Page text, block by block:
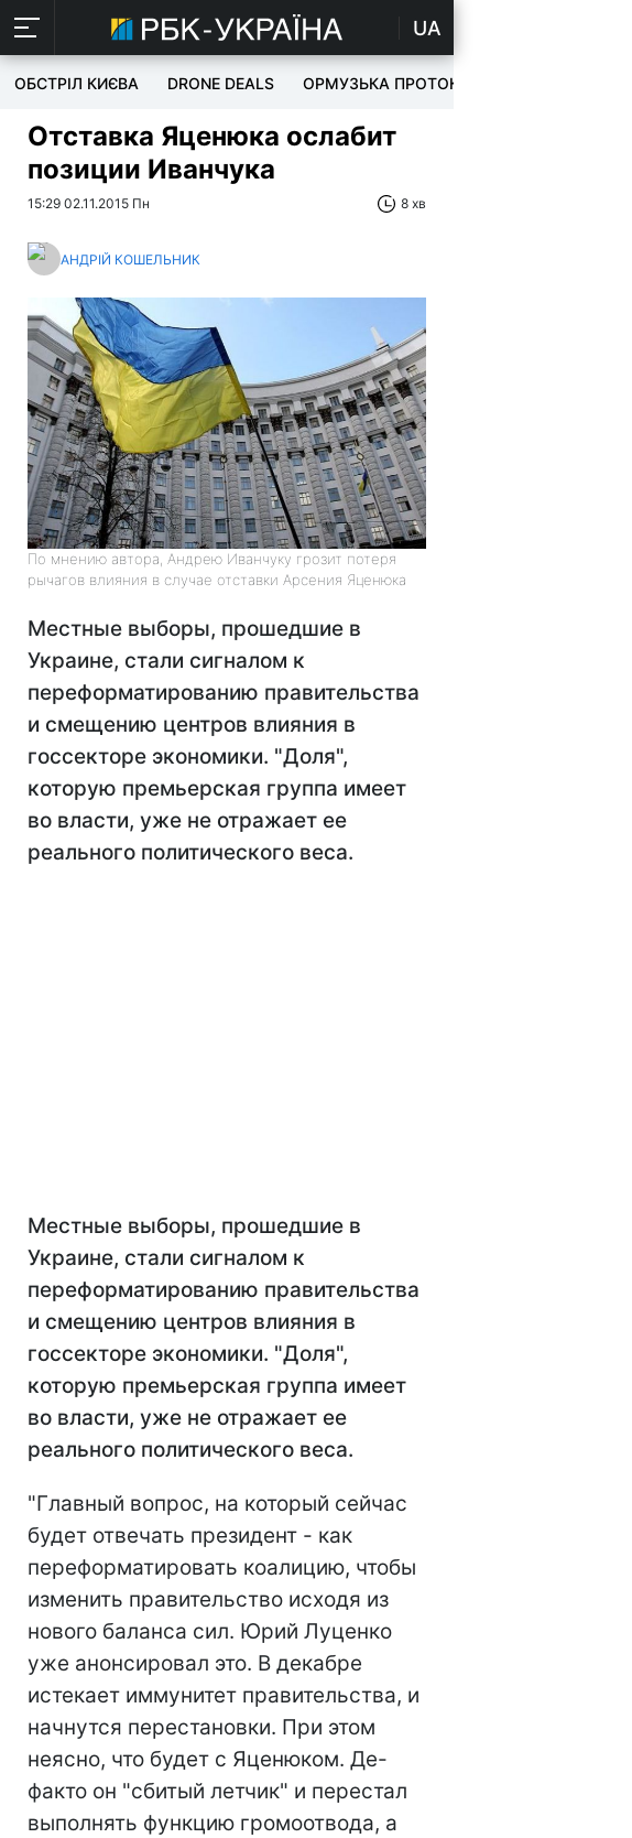
UA
ОБСТРІЛ КИЄВА DRONE DEALS ОРМУЗЬКА ПРОТОКА
Отставка Яценюка ослабит
позиции Иванчука
15:29 02.11.2015 Пн 8 хв
АНДРІЙ КОШЕЛЬНИК
По мнению автора, Андрею Иванчуку грозит потеря
рычагов влияния в случае отставки Арсения Яценюка
Местные выборы, прошедшие в
Украине, стали сигналом к
переформатированию правительства
и смещению центров влияния в
госсекторе экономики. "Доля",
которую премьерская группа имеет
во власти, уже не отражает ее
реального политического веса.
Местные выборы, прошедшие в
Украине, стали сигналом к
переформатированию правительства
и смещению центров влияния в
госсекторе экономики. "Доля",
которую премьерская группа имеет
во власти, уже не отражает ее
реального политического веса.
"Главный вопрос, на который сейчас
будет отвечать президент - как
переформатировать коалицию, чтобы
изменить правительство исходя из
нового баланса сил. Юрий Луценко
уже анонсировал это. В декабре
истекает иммунитет правительства, и
начнутся перестановки. При этом
неясно, что будет с Яценюком. Де-
факто он "сбитый летчик" и перестал
выполнять функцию громоотвода, а